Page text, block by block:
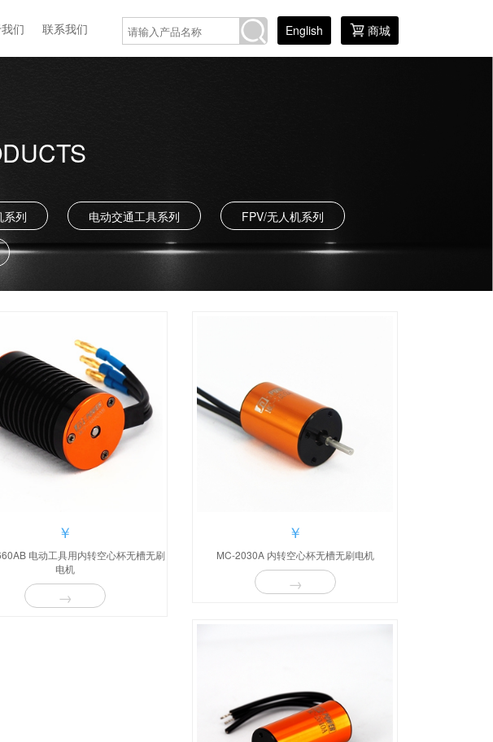
们 联系我们 English 商城
系列 电动交通工具系列 FPV/无人机系列
￥
电动工具用内转空心杯无槽无刷
电机​
→
￥
MC-2030A 内转空心杯无槽无刷电机
→